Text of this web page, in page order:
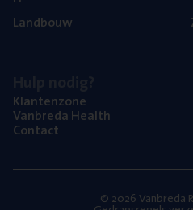
Land­bouw
Klan­ten­zo­ne
Van­b­re­da Health
Con­tact
© 2026 Vanbreda